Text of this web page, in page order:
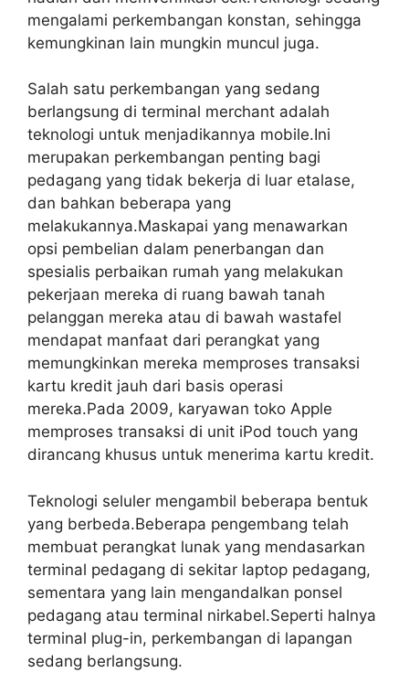
mengalami perkembangan konstan, sehingga
kemungkinan lain mungkin muncul juga.
Salah satu perkembangan yang sedang
berlangsung di terminal merchant adalah
teknologi untuk menjadikannya mobile.Ini
merupakan perkembangan penting bagi
pedagang yang tidak bekerja di luar etalase,
dan bahkan beberapa yang
melakukannya.Maskapai yang menawarkan
opsi pembelian dalam penerbangan dan
spesialis perbaikan rumah yang melakukan
pekerjaan mereka di ruang bawah tanah
pelanggan mereka atau di bawah wastafel
mendapat manfaat dari perangkat yang
memungkinkan mereka memproses transaksi
kartu kredit jauh dari basis operasi
mereka.Pada 2009, karyawan toko Apple
memproses transaksi di unit iPod touch yang
dirancang khusus untuk menerima kartu kredit.
Teknologi seluler mengambil beberapa bentuk
yang berbeda.Beberapa pengembang telah
membuat perangkat lunak yang mendasarkan
terminal pedagang di sekitar laptop pedagang,
sementara yang lain mengandalkan ponsel
pedagang atau terminal nirkabel.Seperti halnya
terminal plug-in, perkembangan di lapangan
sedang berlangsung.